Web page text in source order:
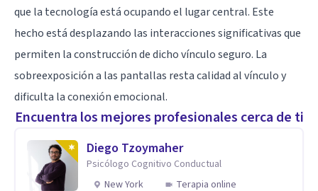
que la tecnología está ocupando el lugar central. Este
hecho está desplazando las interacciones significativas que
permiten la construcción de dicho vínculo seguro. La
sobreexposición a las pantallas resta calidad al vínculo y
dificulta la conexión emocional.
Encuentra los mejores profesionales cerca de ti
Diego Tzoymaher
Psicólogo Cognitivo Conductual
New York
Terapia online